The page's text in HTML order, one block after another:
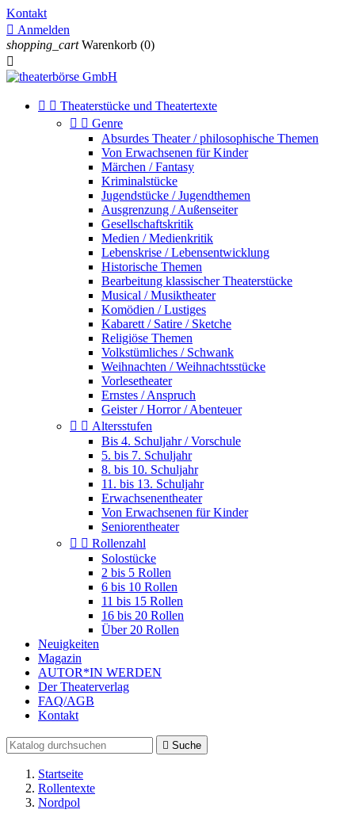
Kontakt
 Anmelden
shopping_cart Warenkorb (0)

  Theaterstücke und Theatertexte
  Genre
Absurdes Theater / philosophische Themen
Von Erwachsenen für Kinder
Märchen / Fantasy
Kriminalstücke
Jugendstücke / Jugendthemen
Ausgrenzung / Außenseiter
Gesellschaftskritik
Medien / Medienkritik
Lebenskrise / Lebensentwicklung
Historische Themen
Bearbeitung klassischer Theaterstücke
Musical / Musiktheater
Komödien / Lustiges
Kabarett / Satire / Sketche
Religiöse Themen
Volkstümliches / Schwank
Weihnachten / Weihnachtsstücke
Vorlesetheater
Ernstes / Anspruch
Geister / Horror / Abenteuer
  Altersstufen
Bis 4. Schuljahr / Vorschule
5. bis 7. Schuljahr
8. bis 10. Schuljahr
11. bis 13. Schuljahr
Erwachsenentheater
Von Erwachsenen für Kinder
Seniorentheater
  Rollenzahl
Solostücke
2 bis 5 Rollen
6 bis 10 Rollen
11 bis 15 Rollen
16 bis 20 Rollen
Über 20 Rollen
Neuigkeiten
Magazin
AUTOR*IN WERDEN
Der Theaterverlag
FAQ/AGB
Kontakt
 Suche
Startseite
Rollentexte
Nordpol